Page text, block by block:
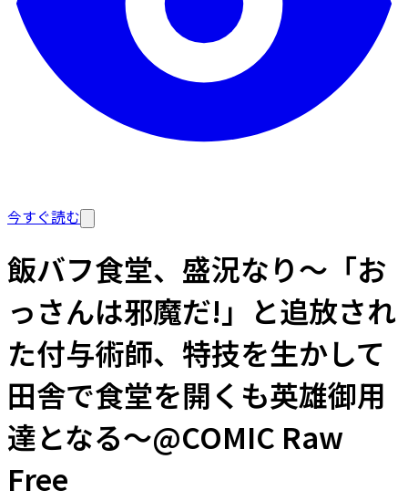
今すぐ読む
飯バフ食堂、盛況なり～「お
っさんは邪魔だ!」と追放され
た付与術師、特技を生かして
田舎で食堂を開くも英雄御用
達となる～@COMIC Raw
Free